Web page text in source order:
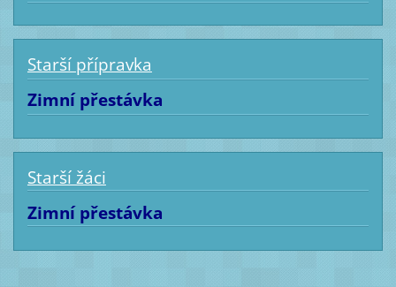
Starší přípravka
Zimní přestávka
Starší žáci
Zimní přestávka